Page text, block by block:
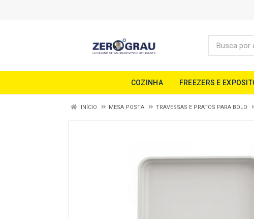
COZINHA FREEZERS E
INÍCIO MESA POSTA TRAVESSAS E PRATOS PARA BOLO